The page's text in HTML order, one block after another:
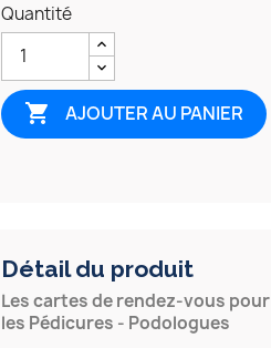
Quantité
 AJOUTER AU PANIER
Détail du produit
Les cartes de rendez-vous pour
les Pédicures - Podologues